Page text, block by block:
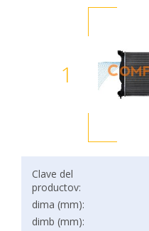
1
Clave del
productov:
dima (mm):
dimb (mm):